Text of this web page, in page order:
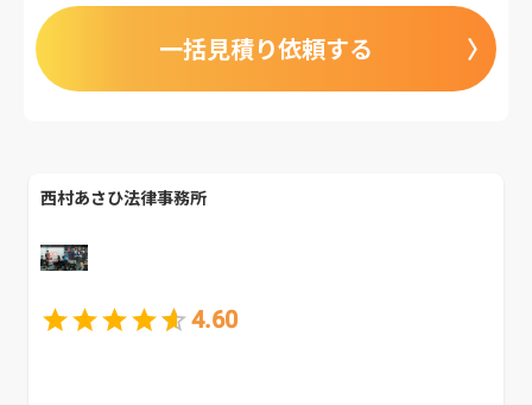
一括見積り依頼する
西村あさひ法律事務所
4.60